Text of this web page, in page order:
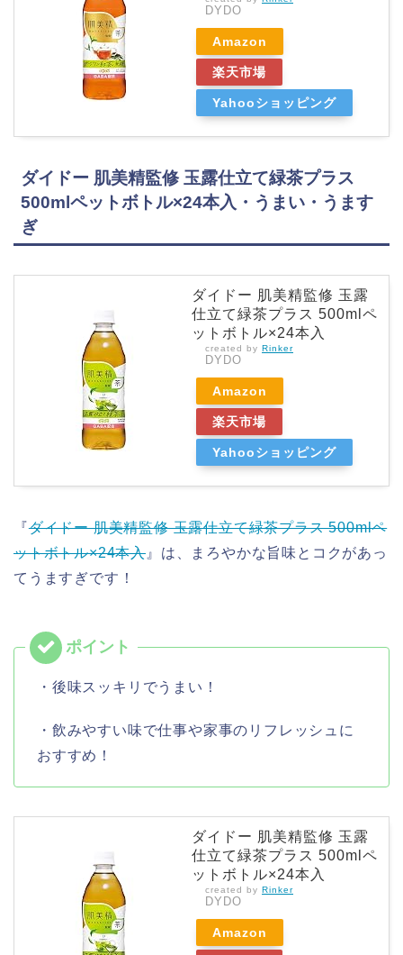
DYDO
Amazon
楽天市場
Yahooショッピング
ダイドー 肌美精監修 玉露仕立て緑茶プラス
500mlペットボトル×24本入・うまい・うます
ぎ
ダイドー 肌美精監修 玉露
仕立て緑茶プラス 500mlペ
ットボトル×24本入
created by Rinker
DYDO
Amazon
楽天市場
Yahooショッピング
『ダイドー 肌美精監修 玉露仕立て緑茶プラス 500mlペ
ットボトル×24本入』は、まろやかな旨味とコクがあっ
てうますぎです！
・後味スッキリでうまい！
・飲みやすい味で仕事や家事のリフレッシュに
おすすめ！
ダイドー 肌美精監修 玉露
仕立て緑茶プラス 500mlペ
ットボトル×24本入
created by Rinker
DYDO
Amazon